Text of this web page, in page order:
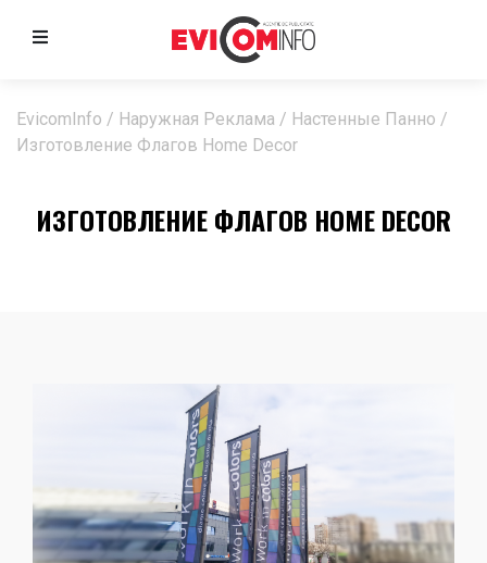
EvicomInfo / Наружная Реклама / Настенные Панно /
Изготовление Флагов Home Decor
ИЗГОТОВЛЕНИЕ ФЛАГОВ HOME DECOR